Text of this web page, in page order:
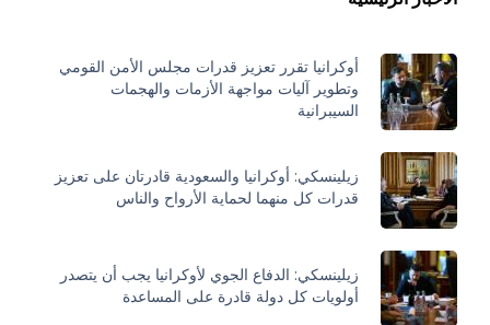
أوكرانيا تقرر تعزيز قدرات مجلس الأمن القومي
وتطوير آليات مواجهة الأزمات والهجمات
السيبرانية
زيلينسكي: أوكرانيا والسعودية قادرتان على تعزيز
قدرات كل منهما لحماية الأرواح والناس
زيلينسكي: الدفاع الجوي لأوكرانيا يجب أن يتصدر
أولويات كل دولة قادرة على المساعدة